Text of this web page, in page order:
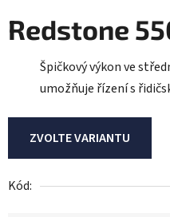
Redstone
Špičkový výkon ve
umožňuje řízení s
ZVOLTE VARIANTU
Kód: